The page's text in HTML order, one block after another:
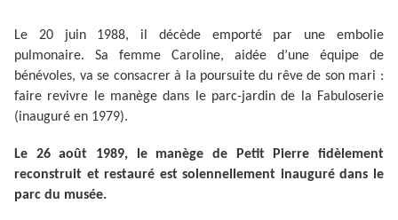
Le 20 juin 1988, il décède emporté par une embolie
pulmonaire. Sa femme Caroline, aidée d’une équipe de
bénévoles, va se consacrer à la poursuite du rêve de son mari :
faire revivre le manège dans le parc-jardin de la Fabuloserie
(inauguré en 1979).
Le 26 août 1989, le manège de Petit Pierre fidèlement
reconstruit et restauré est solennellement inauguré dans le
parc du musée.